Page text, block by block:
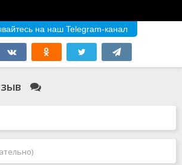
на наш Telegram-канал